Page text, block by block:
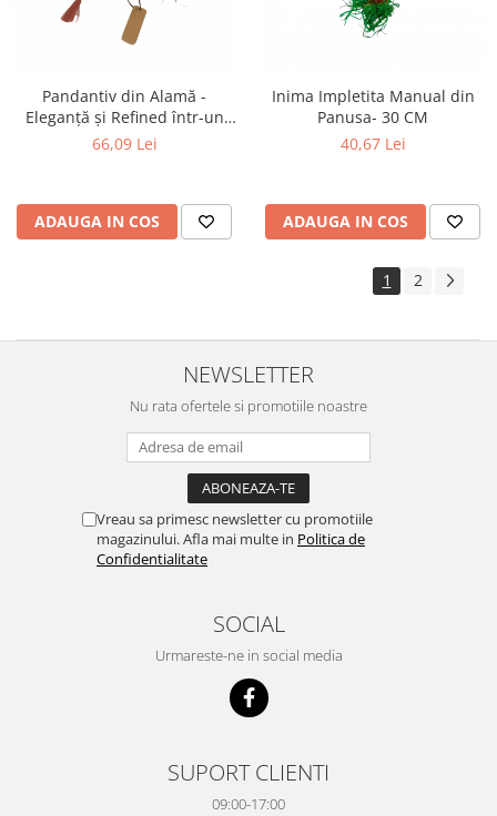
Pandantiv din Alamă -
Eleganță și Refined într-un
Design Unic
66,09 Lei
ADAUGA IN COS
Inima Impletita Manual din
Panusa- 30 CM
40,67 Lei
ADAUGA IN COS
1 2
NEWSLETTER
Nu rata ofertele si promotiile noastre
Vreau sa primesc newsletter cu promotiile
magazinului. Afla mai multe in Politica de
Confidentialitate
SOCIAL
Urmareste-ne in social media
SUPORT CLIENTI
09:00-17:00